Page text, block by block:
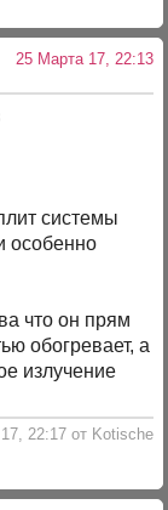
25 Марта 17, 22:13
системы
особенно
что он прям
обогревает, а
излучение
22:17 от Kotische